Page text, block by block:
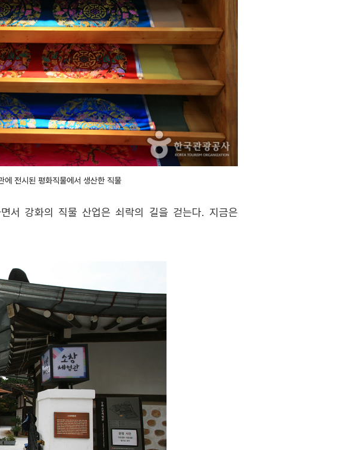
에 전시된 평화직물에서 생산한 직물
서 강화의 직물 산업은 쇠락의 길을 걷는다. 지금은